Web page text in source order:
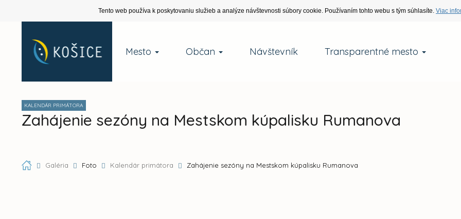
Tento web používa k poskytovaniu služieb a analýze návštevnosti súbory cookie. Používaním tohto webu s tým súhlasíte. Viac
Mesto Občan Návštevník Transparentné mesto
KALENDÁR PRIMÁTORA
Zahájenie sezóny na Mestskom kúpalisku Rumanova
Galéria Foto Kalendár primátora Zahájenie sezóny na Mestskom kúpalisku Rumanova